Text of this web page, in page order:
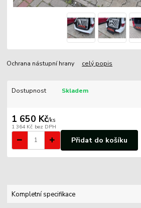
Ochrana nástupní hrany celý popis
Dostupnost Skladem
1 650 Kč/ks
1 364 Kč bez DPH
Přidat do košíku
Kompletní specifikace